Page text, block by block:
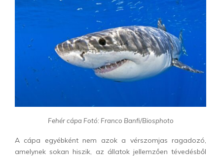
Fehér cápa Fotó: Franco Banfi/Biosphoto
A cápa egyébként nem azok a vérszomjas ragadozó,
amelynek sokan hiszik, az állatok jellemzően tévedésből